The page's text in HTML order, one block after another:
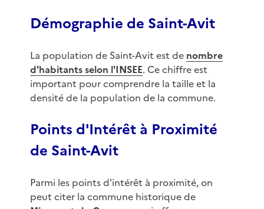
Démographie de Saint-Avit
La population de Saint-Avit est de nombre
d'habitants selon l'INSEE. Ce chiffre est
important pour comprendre la taille et la
densité de la population de la commune.
Points d'Intérêt à Proximité
de Saint-Avit
Parmi les points d'intérêt à proximité, on
peut citer la commune historique de